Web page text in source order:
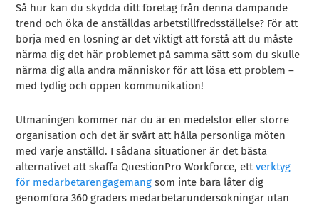
Så hur kan du skydda ditt företag från denna dämpande
trend och öka de anställdas arbetstillfredsställelse? För att
börja med en lösning är det viktigt att förstå att du måste
närma dig det här problemet på samma sätt som du skulle
närma dig alla andra människor för att lösa ett problem –
med tydlig och öppen kommunikation!
Utmaningen kommer när du är en medelstor eller större
organisation och det är svårt att hålla personliga möten
med varje anställd. I sådana situationer är det bästa
alternativet att skaffa QuestionPro Workforce, ettverktyg
för medarbetarengagemang som inte bara låter dig
genomföra 360 graders medarbetarundersökningar utan